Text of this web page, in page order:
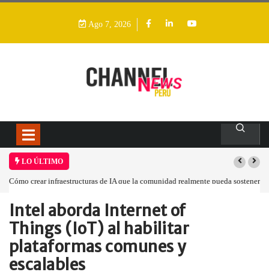
Ago 7, 2026
LO ÚLTIMO
Cómo crear infraestructuras de IA que la comunidad realmente pueda sostener
Home Empresa Intel aborda Internet…
Intel aborda Internet of
Things (IoT) al habilitar
plataformas comunes y
escalables